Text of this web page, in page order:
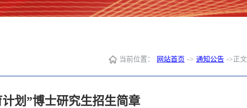
当前位置： 网站首页 -> 通知公告 -> 正文
划”博士研究生招生简章